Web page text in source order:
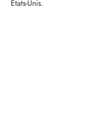
États-Unis.